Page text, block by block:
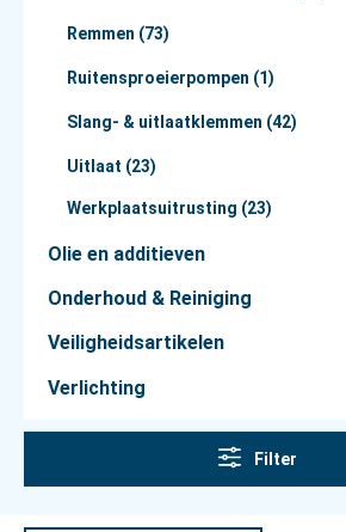
Remmen (73)
Ruitensproeierpompen (1)
Slang- & uitlaatklemmen (42)
Uitlaat (23)
Werkplaatsuitrusting (23)
Olie en additieven
Onderhoud & Reiniging
Veiligheidsartikelen
Verlichting
Filter